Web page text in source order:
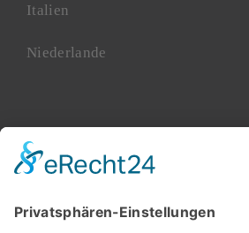
Italien
Niederlande
Polen
Rumänien